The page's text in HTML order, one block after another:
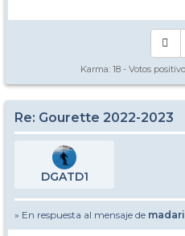
Karma: 18 - Votos
Re: Gourette 2022-2023
DGATD1
» En respuesta al mensaje de madari